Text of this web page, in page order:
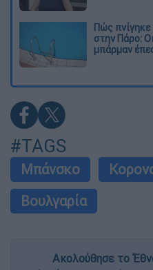
Πώς πνίγηκε
στην Πάρο:
μπάρμαν
#TAGS
Μπάνσκο
Βουλγαρία
Ακολούθησε το